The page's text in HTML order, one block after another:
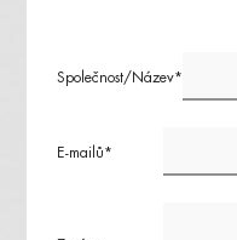
Společnost/Název*
E-mailů*